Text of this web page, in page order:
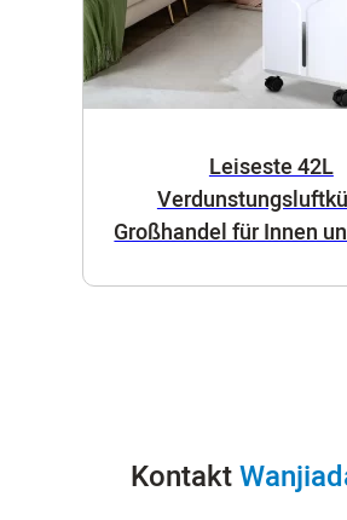
Leiseste 42L
Großhandel für Innen
Kontakt